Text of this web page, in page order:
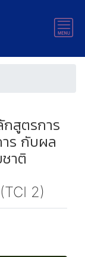
สูตรการ
ร กับผล
าติ
2)